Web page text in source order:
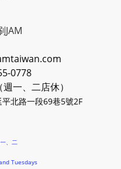
JAM
0778
一、二店休）
北路一段69巷5號2F
、二
Tuesdays